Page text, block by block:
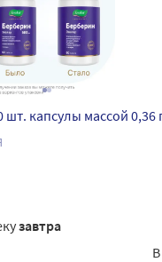
капсулы массой 0,36
завтра